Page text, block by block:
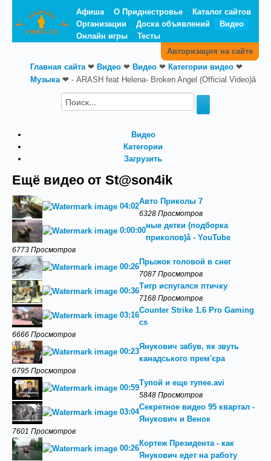
Афиша О Приднестровье
Каталог сайтов
Организации
Доска объявлений
Видео
Онлайн игры
Тесты
Авторизация на сайте
Главная сайта❤ Видео ❤ Видео ❤ Категории видео ❤
Музыка❤ - ‪ARASH feat Helena- Broken Angel (Official Video)‬â
Видео
Категории
Загрузить
Ещё видео от St@son4ik
04:02
Авто Приколы 7
6328 Просмотров
0:00:00
ные детки (подборка
приколов)‬â - YouTube
6773 Просмотров
00:26
Прыжок головой в снег
7087 Просмотров
00:36
Тигр испугался птичку
7168 Просмотров
03:16
Counter Strike 1.6 Pro Gaming
cs
6666 Просмотров
00:23
Янукович забув, як звуть
канадського прем'єра
6795 Просмотров
00:59
Тупой и еще тупее.avi
5848 Просмотров
03:04
Секретное видео 95 квартал -
Янукович и Венок
7601 Просмотров
00:26
Кортеж Президента - как
Янукович едет на работу